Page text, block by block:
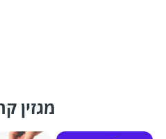
מגזין